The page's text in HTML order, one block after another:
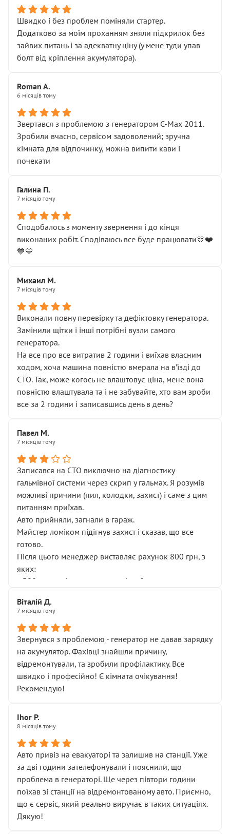
Швидко і без проблем поміняли стартер.
Додатково за моїм проханням зняли підкрилок без
зайвих питань і за адекватну ціну (у мене туди упав
болт від кріплення акумулятора).
Roman A.
6 місяців тому
Звертався з проблемою з генератором C-Max 2011.
Зробили вчасно, сервісом задоволений; зручна
кімната для відпочинку, можна випити кави і
почекати
Галина П.
7 місяців тому
Сподобалось з моменту звернення і до кінця
виконаних робіт. Сподіваюсь все буде працювати🫶❤️
💙💛
Михаил М.
7 місяців тому
Виконали повну перевірку та дефіктовку генератора.
Замінили щітки і інші потрібні вузли самого
генератора.
На все про все витратив 2 години і виїхав власним
ходом, хоча машина повністю вмерала на вʼїзді до
СТО. Так, може когось не влаштовує ціна, мене вона
повністю влаштувала та і не забувайте, хто вам зроби
все за 2 години і записавшись день в день?
Павел М.
7 місяців тому
Записався на СТО виключно на діагностику
гальмівної системи через скрип у гальмах. Я розумів
можливі причини (пил, колодки, захист) і саме з цим
питанням приїхав.
Авто прийняли, загнали в гараж.
Майстер ломіком підігнув захист і сказав, що все
готово.
Після цього менеджер виставляє рахунок 800 грн, з
яких:
• 300 грн — діагностика гальмівної системи
НЕ погоджував
послуга. Тим більше, я був поруч і жодної реальної
діагностики ходової не проводилось. Після
зауваження гроші за цю “послугу” повернули, що
лише підтвердило мою правоту.
Але головне — я виїжджаю з боксу, і скрип у гальмах
залишився таким самим, як і був. Тобто оплачена
Далі ситуація тільки погіршилась:
• сказали, що тепер “потрібно знімати колеса”
• що біля авто стояти вже не можна
• почали озвучувати купу додаткових робіт без
чіткого пояснення
( ну все зняли та доробили) дякую!
Окремий момент, який виглядає абсурдно:
мені заявили, що бачок гальмівної рідини потрібно
міняти разом із головним гальмівним циліндром у
Віталій Д.
7 місяців тому
Звернувся з проблемою - генератор не давав зарядку
на акумулятор. Фахівці знайшли причину,
відремонтували, та зробили профілактику. Все
швидко і професійно! Є кімната очікування!
Рекомендую!
Ihor P.
8 місяців тому
Авто привіз на евакуаторі та залишив на станції. Уже
за дві години зателефонували і пояснили, що
проблема в генераторі. Ще через півтори години
поїхав зі станції на відремонтованому авто. Приємно,
що є сервіс, який реально виручає в таких ситуаціях.
Дякую!